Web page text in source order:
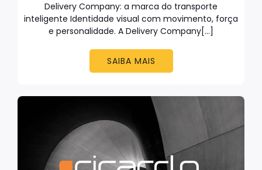
Delivery Company: a marca do transporte
inteligente Identidade visual com movimento, força
e personalidade. A Delivery Company[…]
SAIBA MAIS